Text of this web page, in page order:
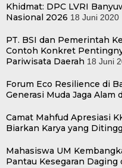
Khidmat: DPC LVRI
Nasional 2026 18 Juni 2020
PT. BSI dan Pemerintah
Contoh Konkret
Pariwisata Daerah 18 Juni
Forum Eco Resilience di
Generasi Muda Jaga Alam
Camat Mahfud Apresiasi
Biarkan Karya yang
Mahasiswa UM
Pantau Kesegaran Daging